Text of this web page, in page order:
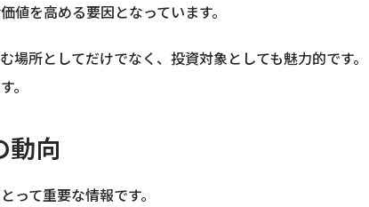
を高める要因となっています。
所としてだけでなく、投資対象としても魅力的です。
。
動向
って重要な情報です。